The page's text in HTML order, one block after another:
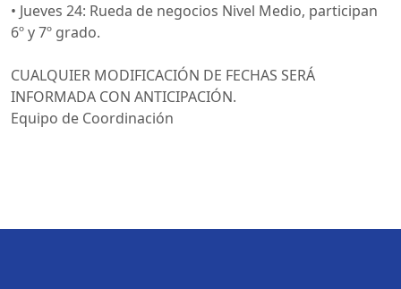
• Jueves 24: Rueda de negocios Nivel Medio, participan
6º y 7º grado.
CUALQUIER MODIFICACIÓN DE FECHAS SERÁ
INFORMADA CON ANTICIPACIÓN.
Equipo de Coordinación